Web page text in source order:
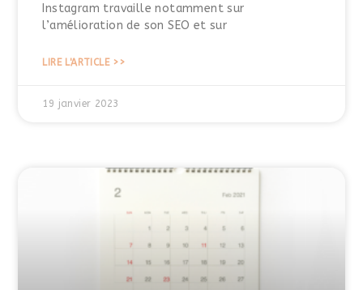
Instagram travaille notamment sur
l’amélioration de son SEO et sur
LIRE L'ARTICLE >>
19 janvier 2023